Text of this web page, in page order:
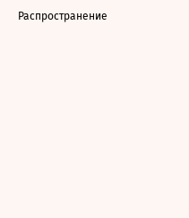
Распространение